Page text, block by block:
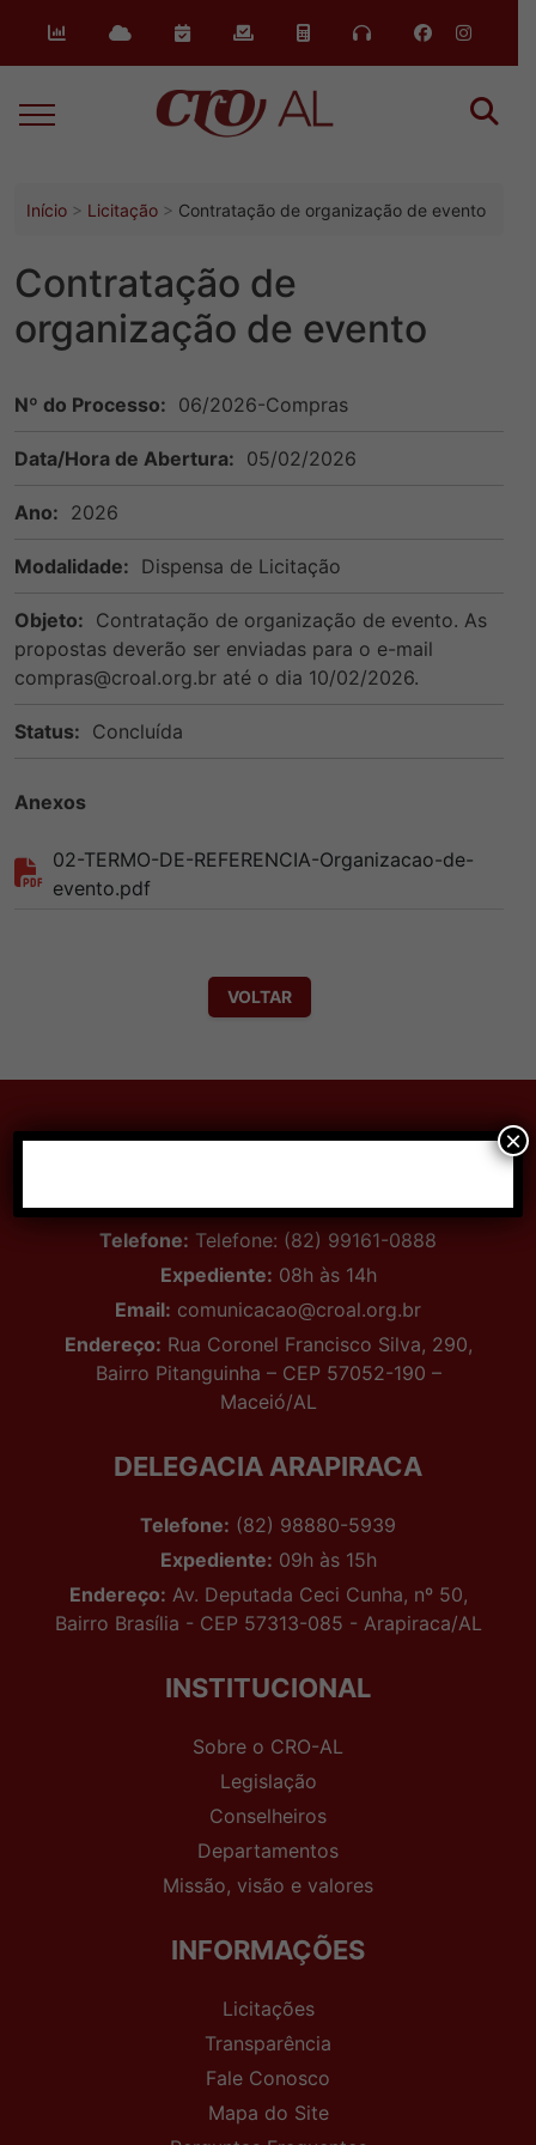
conteúdo
Início Licitação Contratação de organização de evento
Contratação de
organização de evento
Nº do Processo: 06/2026-Compras
Data/Hora de Abertura: 05/02/2026
Ano: 2026
Modalidade: Dispensa de Licitação
Objeto: Contratação de organização de evento. As
propostas deverão ser enviadas para o e-mail
compras@croal.org.br até o dia 10/02/2026.
Status: Concluída
Anexos
02-TERMO-DE-REFERENCIA-Organizacao-de-
evento.pdf
VOLTAR
Telefone: Telefone: (82) 99161-0888
Expediente: 08h às 14h
Email: comunicacao@croal.org.br
Endereço: Rua Coronel Francisco Silva, 290,
Bairro Pitanguinha – CEP 57052-190 –
Maceió/AL
DELEGACIA ARAPIRACA
Telefone: (82) 98880-5939
Expediente: 09h às 15h
Endereço: Av. Deputada Ceci Cunha, nº 50,
Bairro Brasília - CEP 57313-085 - Arapiraca/AL
INSTITUCIONAL
Sobre o CRO-AL
Legislação
Conselheiros
Departamentos
Missão, visão e valores
INFORMAÇÕES
Licitações
Transparência
Fale Conosco
Mapa do Site
×